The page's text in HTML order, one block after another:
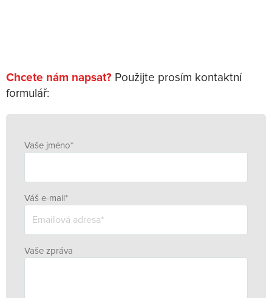
Chcete nám napsat? Použijte prosím kontaktní
formulář:
Vaše jméno*
Váš e-mail*
Vaše zpráva